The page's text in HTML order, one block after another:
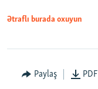
Auto
Ətraflı burada oxuyun
Paylaş PDF